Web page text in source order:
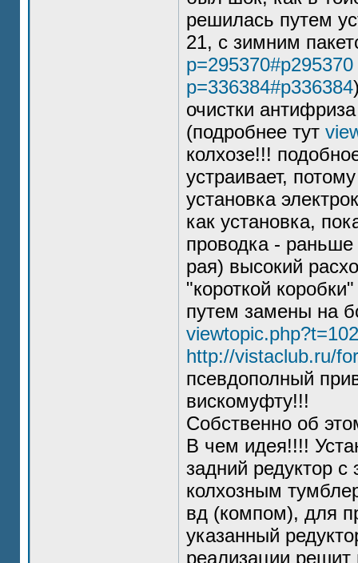
решилась путем
21, с зимним
p=295370#p295370
p=336384#p336384
очистки
(подробнее тут
колхозе!!!
устраивает,
установка
как установка,
проводка -
рая) высокий
"короткой
путем замены на
http://vistaclub.ru/
псевдополный
вискомуфту!!!
Собственно об
В чем идея!!!!
задний редуктор
колхозным
вд (компом), для
указанный
реализации решит